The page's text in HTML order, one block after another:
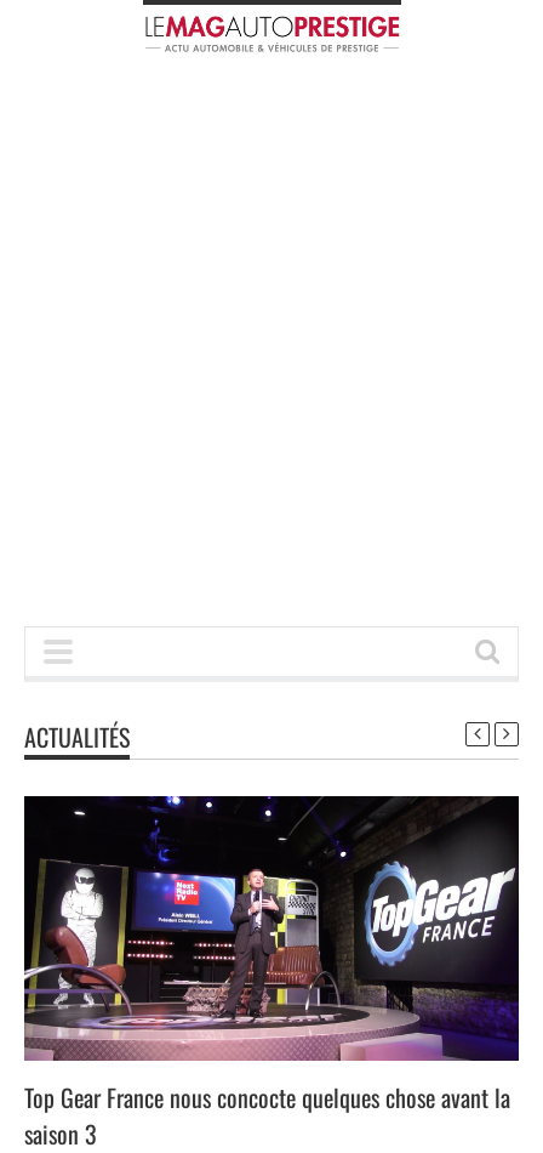
ACTUALITÉS
Top Gear France nous concocte quelques chose avant la
saison 3